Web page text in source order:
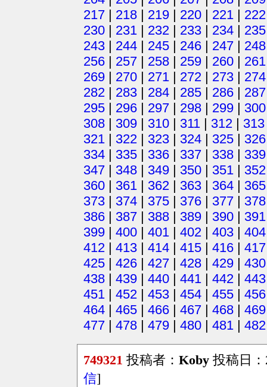
217 | 218 | 219 | 220 | 221 | 222
230 | 231 | 232 | 233 | 234 | 235
243 | 244 | 245 | 246 | 247 | 248
256 | 257 | 258 | 259 | 260 | 261
269 | 270 | 271 | 272 | 273 | 274
282 | 283 | 284 | 285 | 286 | 287
295 | 296 | 297 | 298 | 299 | 300
308 | 309 | 310 | 311 | 312 | 313
321 | 322 | 323 | 324 | 325 | 326
334 | 335 | 336 | 337 | 338 | 339
347 | 348 | 349 | 350 | 351 | 352
360 | 361 | 362 | 363 | 364 | 365
373 | 374 | 375 | 376 | 377 | 378
386 | 387 | 388 | 389 | 390 | 391
399 | 400 | 401 | 402 | 403 | 404
412 | 413 | 414 | 415 | 416 | 417
425 | 426 | 427 | 428 | 429 | 430
438 | 439 | 440 | 441 | 442 | 443
451 | 452 | 453 | 454 | 455 | 456
464 | 465 | 466 | 467 | 468 | 469
477 | 478 | 479 | 480 | 481 | 482
749321 投稿者： Koby 投稿日：
信]